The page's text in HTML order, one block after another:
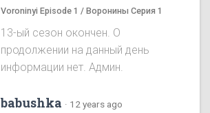
Voroninyi Episode 1 / Воронины Серия 1
13-ый сезон окончен. О
продолжении на данный день
информации нет. Админ.
babushka · 12 years ago